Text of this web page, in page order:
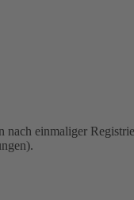
einmaliger